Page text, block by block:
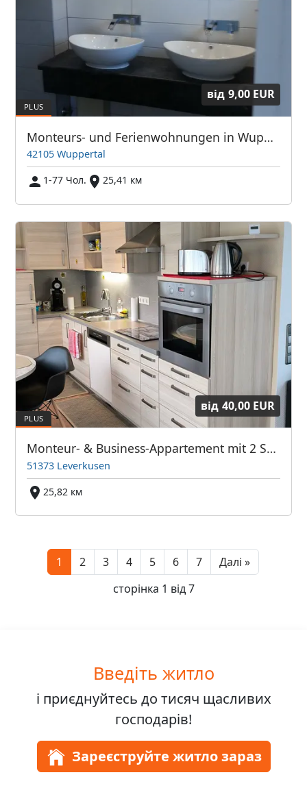
від 9,00 EUR
Monteurs- und Ferienwohnungen in Wuppertal
42105 Wuppertal
1-77 Чол.
25,41 км
від 40,00 EUR
Monteur- & Business-Appartement mit 2 Schlafzimmern & 3 Betten- für 4 Personen am BAYER-KREUZ -Sauna & Dachterrasse - 4tes OG - kein Lift -
51373 Leverkusen
25,82 км
1 2 3 4 5 6 7 Далі »Next
сторінка 1 від 7
Введіть житло
і приєднуйтесь до тисяч щасливих
господарів!
Зареєструйте житло зараз